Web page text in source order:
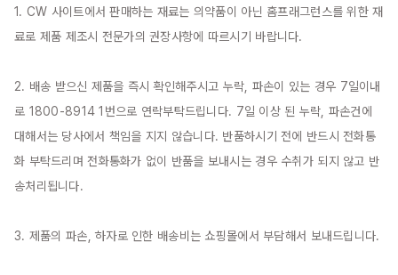
1. CW 사이트에서 판매하는 재료는 의약품이 아닌 홈프래그런스를 위한 재
료로 제품 제조시 전문가의 권장사항에 따르시기 바랍니다.
2. 배송 받으신 제품을 즉시 확인해주시고 누락, 파손이 있는 경우 7일이내
로 1800-8914 1번으로 연락부탁드립니다. 7일 이상 된 누락, 파손건에
대해서는 당사에서 책임을 지지 않습니다. 반품하시기 전에 반드시 전화통
화 부탁드리며 전화통화가 없이 반품을 보내시는 경우 수취가 되지 않고 반
송처리됩니다.
3. 제품의 파손, 하자로 인한 배송비는 쇼핑몰에서 부담해서 보내드립니다.